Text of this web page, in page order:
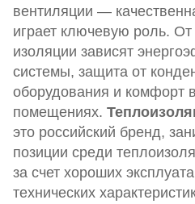
вентиляции —
играет ключевую роль.
изоляции зависят
системы, защита от
оборудования и комфорт в
помещениях.
это российский бренд,
позиции среди
за счет хороших
технических